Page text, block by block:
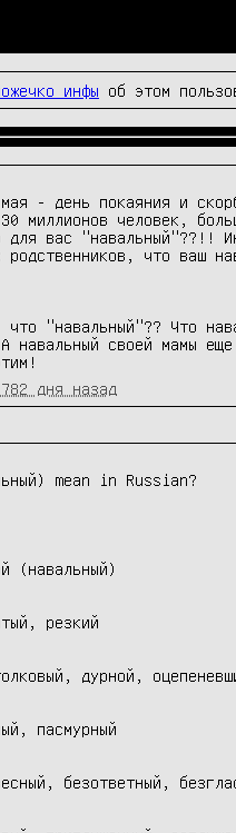
инфы об этом
- день покаяния и
миллионов человек,
вас "навальный"??!!
родственников, что ваш
"навальный"?? Что
навальный своей мамы
дня назад
mean in Russian?
(навальный)
резкий
дурной,
пасмурный
безответный,